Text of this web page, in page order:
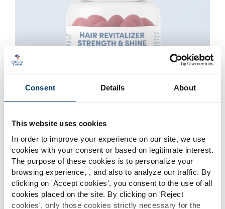
Consent Details About
This website uses cookies
In order to improve your experience on our site, we use
cookies with your consent or based on legitimate interest.
The purpose of these cookies is to personalize your
browsing experience, , and also to analyze our traffic. By
clicking on 'Accept cookies', you consent to the use of all
cookies placed on the site. By clicking on 'Reject
cookies', only those cookies strictly necessary for the
Please select your market
Global USA
Rivitalizzante per capelli – Gummies –
Sapore di pesca – Hair’Inside™ Grape
Essential